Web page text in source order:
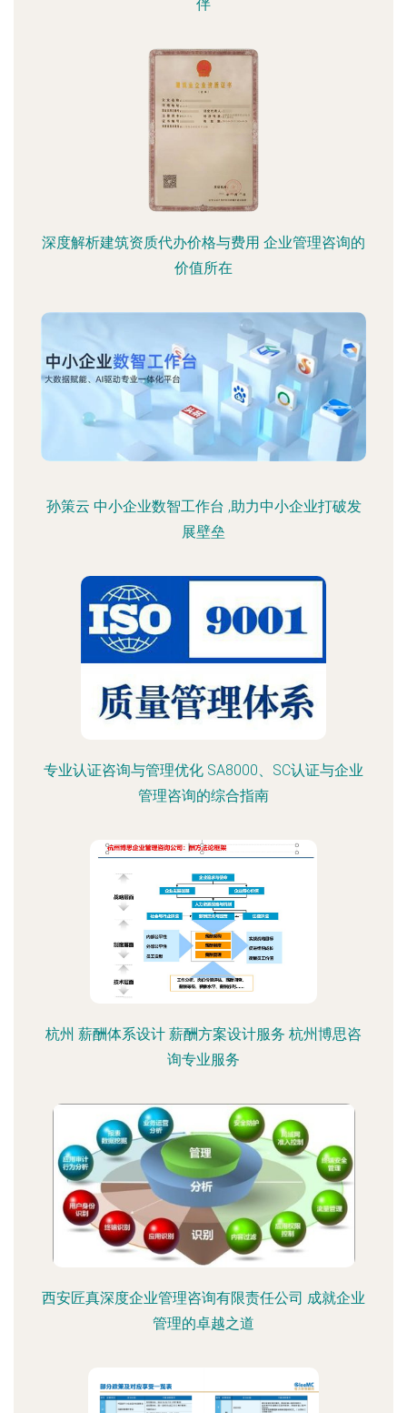
伴
深度解析建筑资质代办价格与费用 企业管理咨询的
价值所在
孙策云 中小企业数智工作台 ,助力中小企业打破发
展壁垒
专业认证咨询与管理优化 SA8000、SC认证与企业
管理咨询的综合指南
杭州 薪酬体系设计 薪酬方案设计服务 杭州博思咨
询专业服务
西安匠真深度企业管理咨询有限责任公司 成就企业
管理的卓越之道